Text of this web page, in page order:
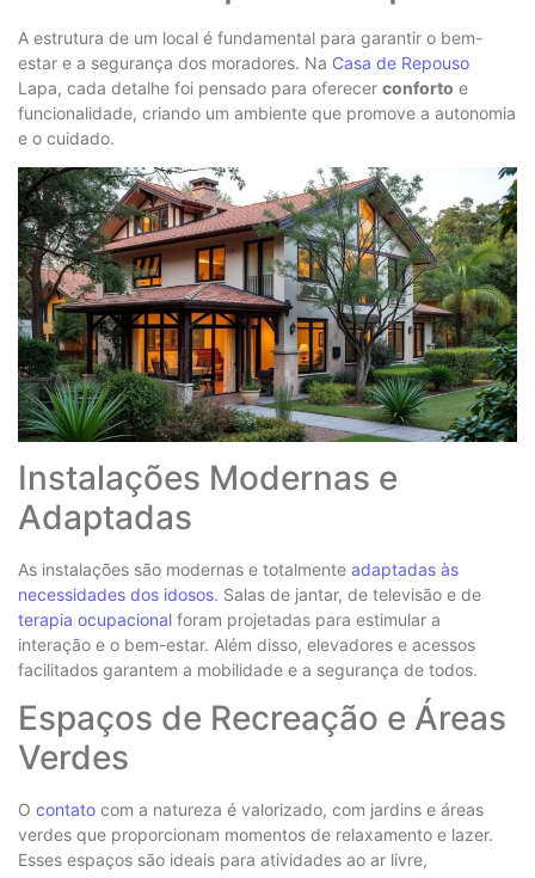
A estrutura de um local é fundamental para garantir o bem-
estar e a segurança dos moradores. Na Casa de Repouso
Lapa, cada detalhe foi pensado para oferecer conforto e
funcionalidade, criando um ambiente que promove a autonomia
e o cuidado.
Instalações Modernas e
Adaptadas
As instalações são modernas e totalmente adaptadas às
necessidades dos idosos. Salas de jantar, de televisão e de
terapia ocupacional foram projetadas para estimular a
interação e o bem-estar. Além disso, elevadores e acessos
facilitados garantem a mobilidade e a segurança de todos.
Espaços de Recreação e Áreas
Verdes
O contato com a natureza é valorizado, com jardins e áreas
verdes que proporcionam momentos de relaxamento e lazer.
Esses espaços são ideais para atividades ao ar livre,